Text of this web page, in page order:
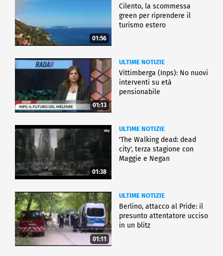
01:56
Cilento, la scommessa
green per riprendere il
turismo estero
01:13
ULTIME NOTIZIE
Vittimberga (Inps): No nuovi
interventi su età
pensionabile
01:38
ULTIME NOTIZIE
'The Walking dead: dead
city', terza stagione con
Maggie e Negan
01:11
ULTIME NOTIZIE
Berlino, attacco al Pride: il
presunto attentatore ucciso
in un blitz